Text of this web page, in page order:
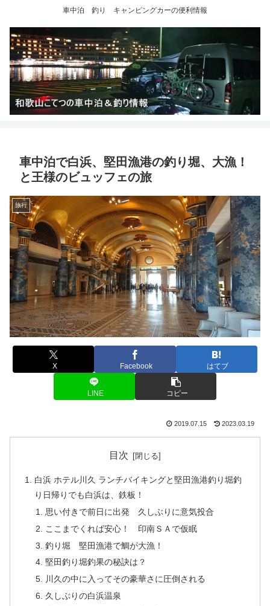
車中泊 釣り キャンピングカーの便利情報
車中泊で白浜、堅田漁港の釣り堀、大漁！
と王様のビュッフェの旅
旅行
X Facebook はてブ
LINE コピー
2019.07.15 2023.03.19
目次
白浜 ホテル川久 ランチバイキングと堅田漁港釣り堀釣
り日帰りでも白浜は、鉄板！
思い付きで前日に出発 久しぶりに意気投合
ここまでくれば安心！ 印南ＳＡで仮眠
釣り堀 堅田漁港で鯛が大漁！
堅田釣り堀釣果の秘訣は？
川久の中に入ってその豪華さに圧倒される
久しぶりの白浜温泉